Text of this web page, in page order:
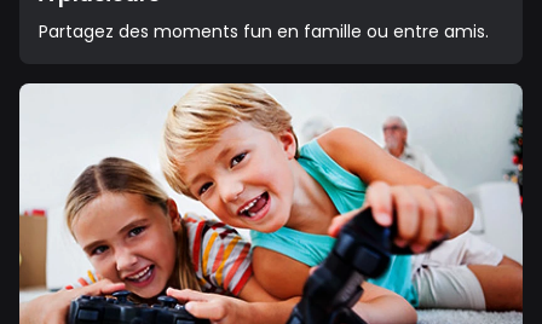
Partagez des moments fun en famille ou entre amis.